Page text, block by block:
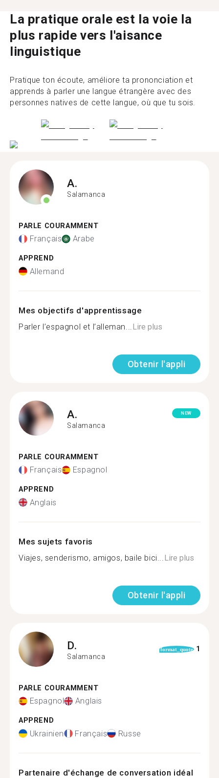
La pratique orale est la voie la
plus rapide vers l'aisance
linguistique
Pratique ton écoute, améliore ta prononciation et
apprends à parler une langue étrangère avec des
personnes natives de cette langue, où que tu sois.
A.
Salamanca
PARLE COURAMMENT
Français Arabe
APPREND
Allemand
Mes objectifs d'apprentissage
Parler l’espagnol et l’alleman... Lire plus
Obtenir l'appli
A.
Salamanca
NEW
PARLE COURAMMENT
Français Espagnol
APPREND
Anglais
Mes sujets favoris
Viajes, senderismo, amigos, baile bici... Lire plus
Obtenir l'appli
D.
Salamanca
format_quote 1
PARLE COURAMMENT
Espagnol Anglais
APPREND
Ukrainien Français Russe
Partenaire d'échange de conversation idéal